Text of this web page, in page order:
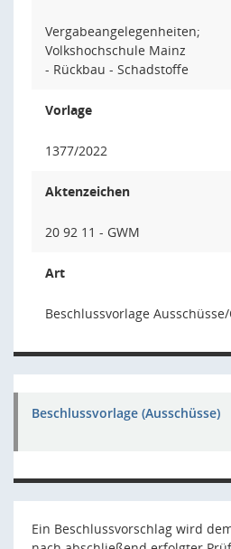
Vergabeangelegenheiten;
Volkshochschule Mainz
- Rückbau - Schadstoffe
Vorlage
1377/2022
Aktenzeichen
20 92 11 - GWM
Art
Beschlussvorlage
Beschlussvorlage (Ausschüsse)
Ein Beschlussvorschlag wird